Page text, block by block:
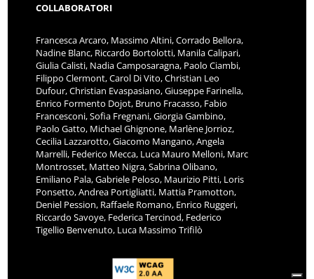
COLLABORATORI
Francesca Arcaro, Massimo Altini, Corrado Bellora,
Nadine Blanc, Riccardo Bortolotti, Manila Calipari,
Giulia Calisti, Nadia Camposaragna, Paolo Ciambi,
Filippo Clermont, Carol Di Vito, Christian Leo
Dufour, Christian Evaspasiano, Giuseppe Farinella,
Enrico Formento Dojot, Bruno Fracasso, Fabio
Francesconi, Sofia Fregnani, Giorgia Gambino,
Paolo Gatto, Michael Ghignone, Marlène Jorrioz,
Cecilia Lazzarotto, Giacomo Mangano, Angela
Marrelli, Federico Mecca, Luca Mauro Melloni, Marc
Montrosset, Matteo Nigra, Sabrina Olibano,
Emiliano Pala, Gabriele Peloso, Maurizio Pitti, Loris
Ponsetto, Andrea Portigliatti, Mattia Pramotton,
Deniel Pession, Raffaele Romano, Enrico Ruggeri,
Riccardo Savoye, Federica Tercinod, Federico
Tigellio Benvenuto, Luca Massimo Trifilò